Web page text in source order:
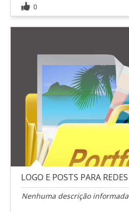
0
Nenhuma descrição informada